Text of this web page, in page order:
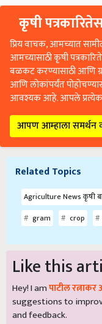
कृषी
प्रिय वाचक, आमच्यात
आमच्यासाठी कृषी
बळकट करण्यासाठी आणि
आणि लोकांपर्यंत
आवश्यक आहे. आपले प्रत्येक
आपण आम्हाला
Related Topics
Agriculture News कृषी
gram
crop
Like this
Hey! I amपाटील
suggestions to
and feedback.